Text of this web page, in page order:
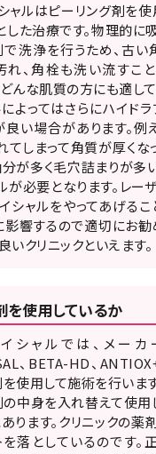
ャルはピーリング剤を使
た治療です。物理的に
洗浄を行うため、古い
れ、角栓も洗い流すこ
んな肌質の方にも適して
よってはさらにハイドラ
い場合があります。例
しまって角質が厚くな
が多く毛穴詰まりが多
が必要となります。レー
シャルをやってあげるこ
響するので適切にお勧
いクリニックといえます。
を使用しているか
シャルでは、メー
、BETA-HD、
使用して施術を行います
の中身を入れ替えて使用
ります。クリニックの薬
落としているのです。